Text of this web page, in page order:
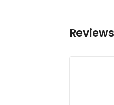
Reviews